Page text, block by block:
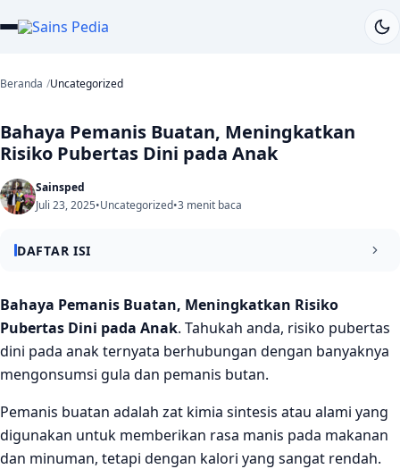
Beranda Uncategorized
Bahaya Pemanis Buatan, Meningkatkan
Risiko Pubertas Dini pada Anak
Sainsped
Juli 23, 2025•Uncategorized•3 menit baca
DAFTAR ISI
Jenis -jenis Bahan Pemanis Buatan dan Resikonya
Bagaimana Pemanis Buatan Mempengaruhi Pubertas
Anak?
Jurnal Refrensi:
Bahaya Pemanis Buatan, Meningkatkan Risiko
Pubertas Dini pada Anak. Tahukah anda, risiko pubertas
dini pada anak ternyata berhubungan dengan banyaknya
mengonsumsi gula dan pemanis butan.
Pemanis buatan adalah zat kimia sintesis atau alami yang
digunakan untuk memberikan rasa manis pada makanan
dan minuman, tetapi dengan kalori yang sangat rendah.